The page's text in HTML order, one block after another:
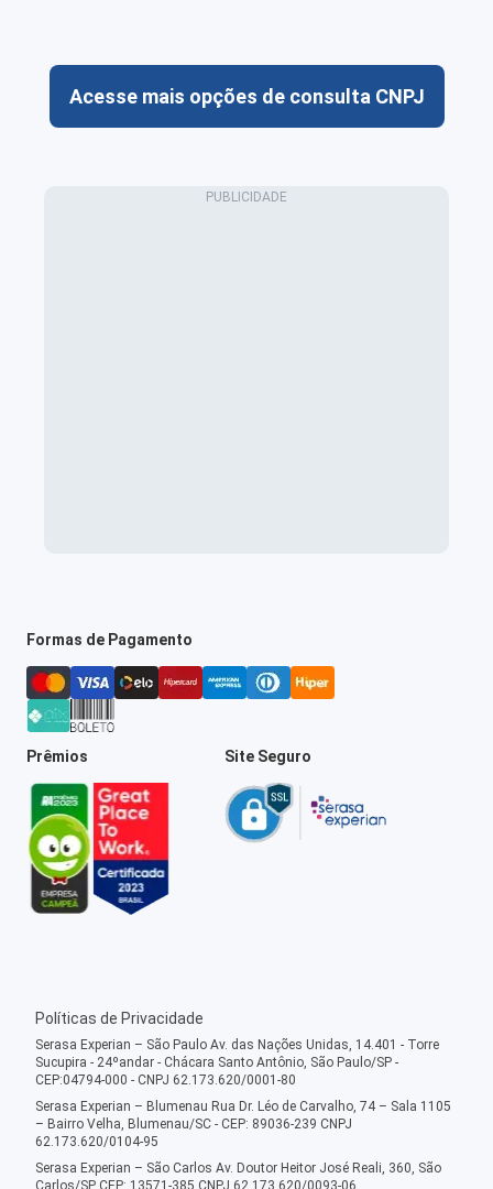
Acesse mais opções de consulta CNPJ
Formas de Pagamento
Prêmios Site Seguro
Políticas de Privacidade
Serasa Experian – São Paulo Av. das Nações Unidas, 14.401 - Torre
Sucupira - 24ºandar - Chácara Santo Antônio, São Paulo/SP -
CEP:04794-000 - CNPJ 62.173.620/0001-80
Serasa Experian – Blumenau Rua Dr. Léo de Carvalho, 74 – Sala 1105
– Bairro Velha, Blumenau/SC - CEP: 89036-239 CNPJ
62.173.620/0104-95
Serasa Experian – São Carlos Av. Doutor Heitor José Reali, 360, São
Carlos/SP CEP: 13571-385 CNPJ 62.173.620/0093-06